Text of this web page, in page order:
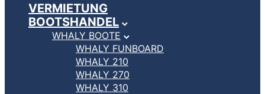
VERMIETUNG
BOOTSHANDEL
WHALY BOOTE
WHALY FUNBOARD
WHALY 210
WHALY 270
WHALY 310